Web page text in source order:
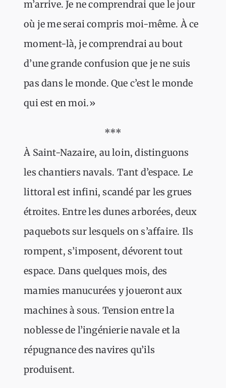
m’arrive. Je ne comprendrai que le jour
où je me serai compris moi-même. À ce
moment-là, je comprendrai au bout
d’une grande confusion que je ne suis
pas dans le monde. Que c’est le monde
qui est en moi.»
***
À Saint-Nazaire, au loin, distinguons
les chantiers navals. Tant d’espace. Le
littoral est infini, scandé par les grues
étroites. Entre les dunes arborées, deux
paquebots sur lesquels on s’affaire. Ils
rompent, s’imposent, dévorent tout
espace. Dans quelques mois, des
mamies manucurées y joueront aux
machines à sous. Tension entre la
noblesse de l’ingénierie navale et la
répugnance des navires qu’ils
produisent.